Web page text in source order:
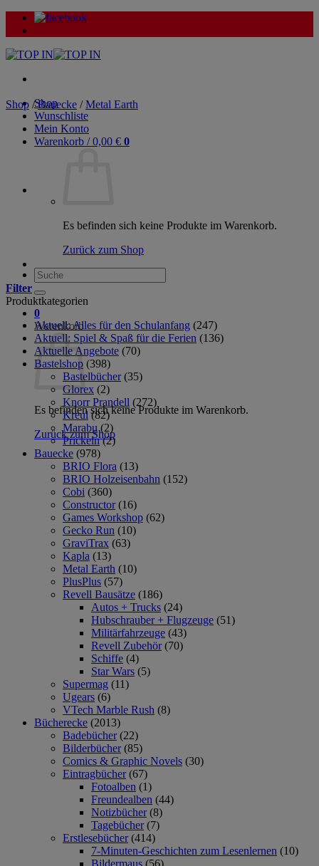
Zum
Inhalt
Shop
Wunschliste
Mein Konto
Warenkorb /0,00 € 0
Es befinden sich keine Produkte im Warenkorb.
Zurück zum Shop
Suche
nach:
0
Warenkorb
Es befinden sich keine Produkte im Warenkorb.
Zurück zum Shop
Shop / Bauecke / Metal Earth
Filter
Produktkategorien
Aktuell: Alles für den Schulanfang (247)
Aktuell: Spiel & Spaß für die Ferien (136)
Aktuelle Angebote (70)
Bastelshop (398)
Bastelbücher (35)
Glorex (2)
Knorr Prandell (272)
Kreul (82)
Marabu (2)
Prickeln (2)
Bauecke (978)
BRIO Flora (13)
BRIO Holzeisenbahn (152)
Cobi (360)
Constructor (16)
Games Workshop (62)
Gecko Run (10)
GraviTrax (63)
Kapla (13)
Metal Earth (10)
PlusPlus (57)
Revell Bausätze (186)
Autos + Trucks (24)
Hubschrauber + Flugzeuge (51)
Militärfahrzeuge (43)
Revell Zubehör (70)
Schiffe (4)
Star Wars (5)
Supermag (11)
Ugears (6)
VTech Marble Rush (8)
Bücherecke (2013)
Badebücher (22)
Bilderbücher (85)
Comics & Graphic Novels (30)
Eintragbücher (67)
Fotoalben (1)
Freundealben (44)
Notizbücher (8)
Tagebücher (7)
Erstlesebücher (414)
7-Minuten-Geschichten zum Lesenlernen (10)
Bildermaus (56)